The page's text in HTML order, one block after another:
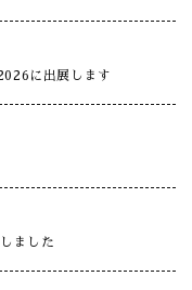
に出展します
ました